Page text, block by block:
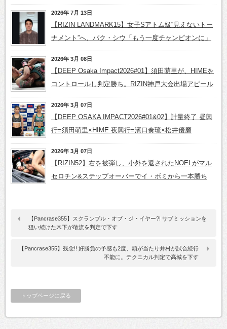
2026年 7月 13日
【RIZIN LANDMARK15】女子Sアトム級“見えないトー
ナメント”へ、パク・シウ「もう一度チャンピオンに」
2026年 3月 08日
【DEEP Osaka Impact2026#01】須田萌里が、HIMEを
コントロールし判定勝ち。RIZIN神戸大会出場アピール
2026年 3月 07日
【DEEP OSAKA IMPACT2026#01&02】計量終了 昼興
行=須田萌里×HIME 夜興行=濱口奏琉×松井優磨
2026年 3月 07日
【RIZIN52】右を被弾し、小外を返されたNOELがマル
セロチン&ステップオーバーでイ・ボミから一本勝ち
【Pancrase355】スクランブル・オブ・ジ・イヤー?! サブミッションを
狙い続けた木下が敢流を判定で下す
【Pancrase355】残念!! 好勝負の予感も2度、頭が当たり井村が試合続行
不能に。テクニカル判定で高城を下す
トップページに戻る